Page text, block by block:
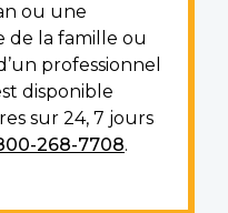
ou une
de la famille ou
professionnel
disponible
sur 24, 7 jours
268-7708.